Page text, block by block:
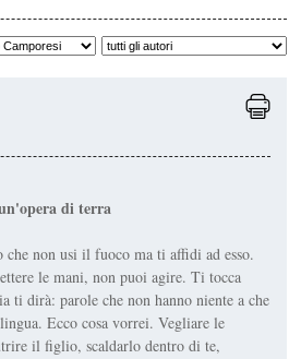
di terra
che non usi il fuoco ma ti affidi ad esso.
le mani, non puoi agire. Ti tocca
ti dirà: parole che non hanno niente a che
Ecco cosa vorrei. Vegliare le
il figlio, scaldarlo dentro di te,